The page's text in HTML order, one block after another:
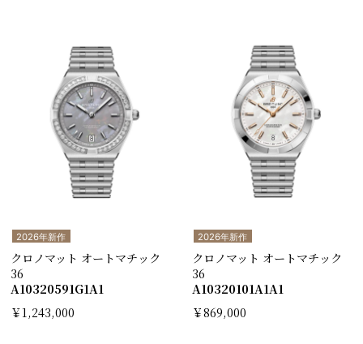
2026年新作
クロノマット オートマチック
36
A10320591G1A1
￥1,243,000
2026年新作
クロノマット オートマチック
36
A10320101A1A1
￥869,000